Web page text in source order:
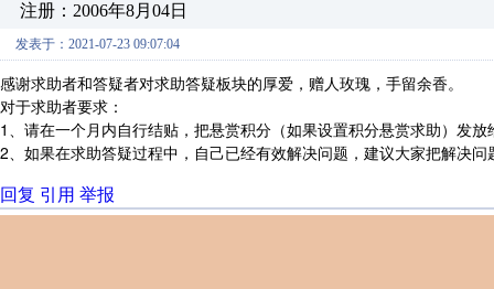
注册：2006年8月04日
发表于：2021-07-23 09:07:04
感谢求助者和答疑者对求助答疑板块的厚爱，赠人玫瑰，手留余香。
对于求助者要求：
1、请在一个月内自行结贴，把悬赏积分（如果设置积分悬赏求助）发放
2、如果在求助答疑过程中，自己已经有效解决问题，建议大家把解决
回复 引用 举报